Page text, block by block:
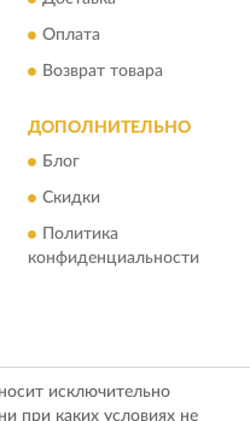
Оплата
Возврат товара
ДОПОЛНИТЕЛЬНО
Блог
Скидки
Политика
конфиденциальности
исключительно
при каких условиях не